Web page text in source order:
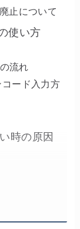
止について
使い方
流れ
ード入力方
時の原因